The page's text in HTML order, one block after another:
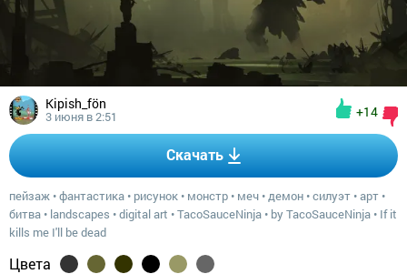
Kipish_fön
3 июня в 2:51 +14
Скачать
пейзаж •фантастика • рисунок • монстр • меч •демон •силуэт •арт •
битва • landscapes •digital art •TacoSauceNinja • by TacoSauceNinja • If it
kills me I'll be dead
Цвета